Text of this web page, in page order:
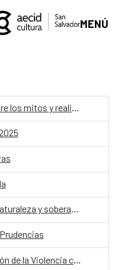
MENÚ
Altar de muertos 2025: Duelo, naturaleza y soberanía alimentaria
Día Internacional de la Eliminación de la Violencia contra las Mujeres: 25N